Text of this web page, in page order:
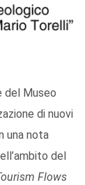
del Museo
di nuovi
una nota
del
Flows